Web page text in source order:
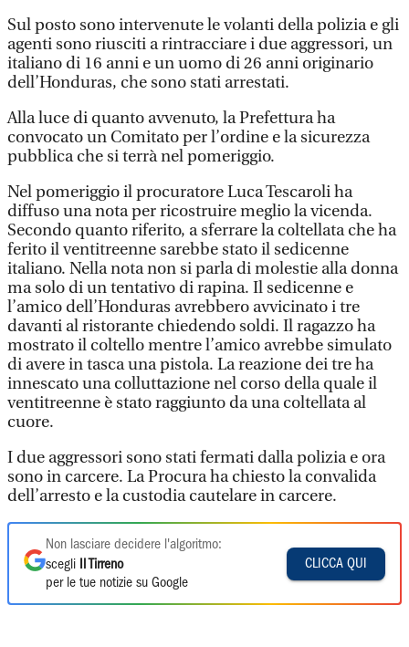
Sul posto sono intervenute le volanti della polizia e gli
agenti sono riusciti a rintracciare i due aggressori, un
italiano di 16 anni e un uomo di 26 anni originario
dell’Honduras, che sono stati arrestati.
Alla luce di quanto avvenuto, la Prefettura ha
convocato un Comitato per l’ordine e la sicurezza
pubblica che si terrà nel pomeriggio.
Nel pomeriggio il procuratore Luca Tescaroli ha
diffuso una nota per ricostruire meglio la vicenda.
Secondo quanto riferito, a sferrare la coltellata che ha
ferito il ventitreenne sarebbe stato il sedicenne
italiano. Nella nota non si parla di molestie alla donna
ma solo di un tentativo di rapina. Il sedicenne e
l’amico dell’Honduras avrebbero avvicinato i tre
davanti al ristorante chiedendo soldi. Il ragazzo ha
mostrato il coltello mentre l’amico avrebbe simulato
di avere in tasca una pistola. La reazione dei tre ha
innescato una colluttazione nel corso della quale il
ventitreenne è stato raggiunto da una coltellata al
cuore.
I due aggressori sono stati fermati dalla polizia e ora
sono in carcere. La Procura ha chiesto la convalida
dell’arresto e la custodia cautelare in carcere.
Non lasciare decidere l'algoritmo:
scegli
Il Tirreno
per le tue notizie su Google
CLICCA QUI